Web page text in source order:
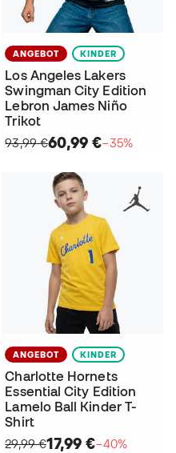
ANGEBOT KINDER
Los Angeles Lakers
Swingman City Edition
Lebron James Niño
Trikot
93,99 €60,99 €−35%
ANGEBOT KINDER
Charlotte Hornets
Essential City Edition
Lamelo Ball Kinder T-
Shirt
29,99 €17,99 €−40%